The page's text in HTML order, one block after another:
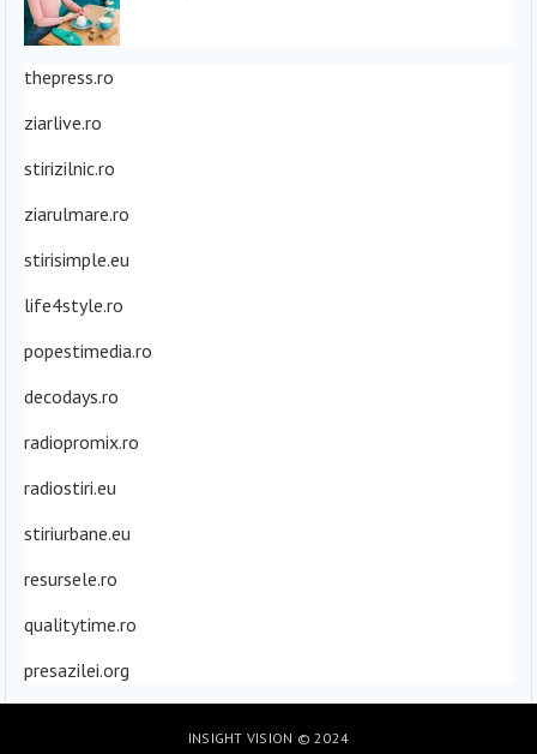
thepress.ro
ziarlive.ro
stirizilnic.ro
ziarulmare.ro
stirisimple.eu
life4style.ro
popestimedia.ro
decodays.ro
radiopromix.ro
radiostiri.eu
stiriurbane.eu
resursele.ro
qualitytime.ro
presazilei.org
INSIGHT VISION © 2024